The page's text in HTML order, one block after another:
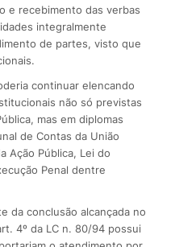
e recebimento das verbas
integralmente
de partes, visto que
continuar elencando
não só previstas
mas em diplomas
de Contas da União
Ação Pública, Lei do
Penal dentre
da conclusão alcançada no
4º da LC n. 80/94 possui